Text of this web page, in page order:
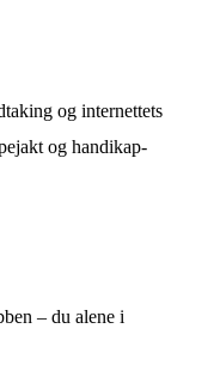
og internettets
og handikap-
– du alene i